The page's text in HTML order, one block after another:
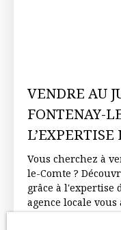
VENDRE AU
FONTENAY-
L’EXPERTISE
Vous cherchez à
le-Comte ?
grâce à l'expertise
agence locale vous
pour une vente